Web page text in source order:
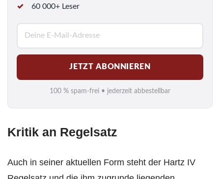
60 000+ Leser
M
a
i
l
*
JETZT ABONNIEREN
100 % spam-frei • jederzeit abbestellbar
Kritik an Regelsatz
Auch in seiner aktuellen Form steht der Hartz IV